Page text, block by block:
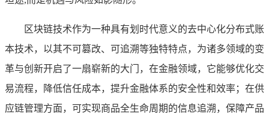
区块链技术作为一种具有划时代意义的去中心化分布式账
本技术，以其不可篡改、可追溯等独特特点，为诸多领域的变
革与创新开启了一扇崭新的大门，在金融领域，它能够优化交
易流程，降低信任成本，提升金融体系的安全性和效率；在供
应链管理方面，可实现商品全生命周期的信息追溯，保障产品